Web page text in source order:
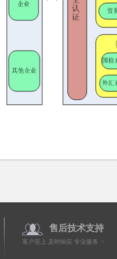
售后技术支持
客户至上 及时响应 专业服务 >